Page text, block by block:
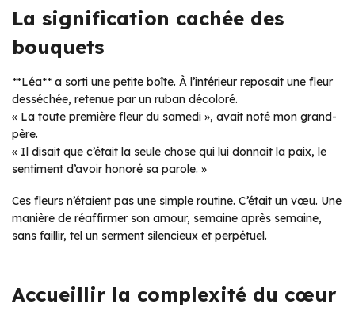
La signification cachée des
bouquets
**Léa** a sorti une petite boîte. À l’intérieur reposait une fleur
desséchée, retenue par un ruban décoloré.
« La toute première fleur du samedi », avait noté mon grand-
père.
« Il disait que c’était la seule chose qui lui donnait la paix, le
sentiment d’avoir honoré sa parole. »
Ces fleurs n’étaient pas une simple routine. C’était un vœu. Une
manière de réaffirmer son amour, semaine après semaine,
sans faillir, tel un serment silencieux et perpétuel.
Accueillir la complexité du cœur